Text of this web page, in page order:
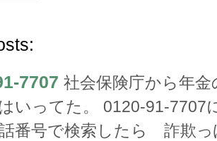
7707 社会保険庁から年
いってた。 0120-91-7707
番号で検索したら 詐欺っ